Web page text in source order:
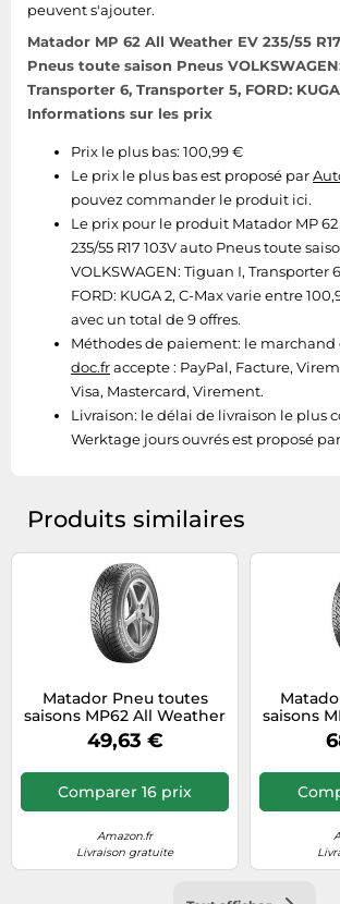
peuvent s'ajouter.
Matador MP 62 All Weather EV 235/55
Pneus toute saison Pneus
Transporter 6, Transporter 5, FORD:
Informations sur les prix
Prix le plus bas: 100,99 €
Le prix le plus bas est proposé par
pouvez commander le produit ici.
Le prix pour le produit Matador MP
235/55 R17 103V auto Pneus toute
VOLKSWAGEN: Tiguan I, Transporter
FORD: KUGA 2, C-Max varie entre
avec un total de 9 offres.
Méthodes de paiement: le marchand
doc.fraccepte : PayPal, Facture,
Visa, Mastercard, Virement.
Livraison: le délai de livraison le plus
Werktage jours ouvrés est proposé par
Produits similaires
Matador Pneu toutes
saisons MP62 All Weather
Evo 175/65R14 82T E C 71 2
49,63 €
Comparer 16 prix
Amazon.fr
Livraison gratuite
saisons
Evo 185/